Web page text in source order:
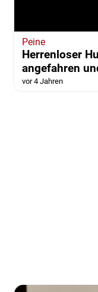
Peine
Herrenloser
angefahren
vor 4 Jahren